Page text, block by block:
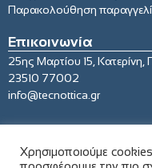
Παρακολούθηση
Επικοινωνία
25ης Μαρτίου 15, Κατερίνη,
23510 77002
info@tecnottica.gr
Χρησιμοποιούμε